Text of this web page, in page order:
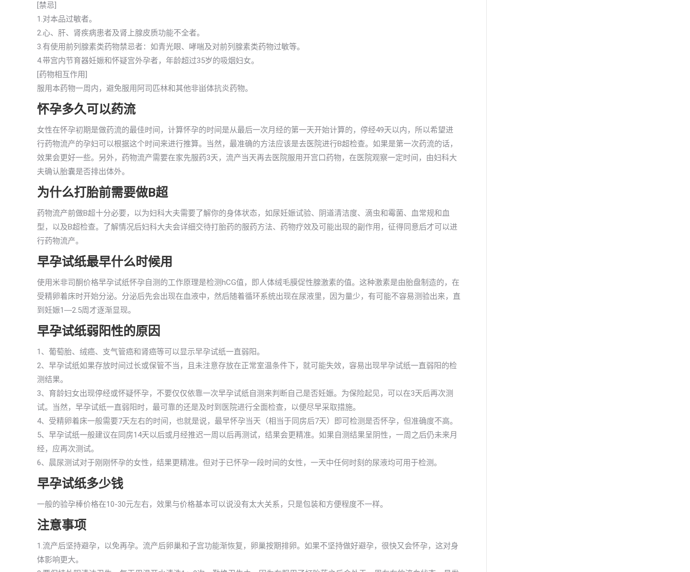
[禁忌]
1.对本品过敏者。
2.心、肝、肾疾病患者及肾上腺皮质功能不全者。
3.有使用前列腺素类药物禁忌者：如青光眼、哮喘及对前列腺素类药物过敏等。
4.带宫内节育器妊娠和怀疑宫外孕者，年龄超过35岁的吸烟妇女。
[药物相互作用]
服用本药物一周内，避免服用阿司匹林和其他非畄体抗炎药物。
怀孕多久可以药流
女性在怀孕初期是做药流的最佳时间，计算怀孕的时间是从最后一次月经的第一天开始计算的，停经49天以内，所以希望进
行药物流产的孕妇可以根据这个时间来进行推算。当然，最准确的方法应该是去医院进行B超检查。如果是第一次药流的话，
效果会更好一些。另外，药物流产需要在家先服药3天，流产当天再去医院服用开宫口药物，在医院观察一定时间，由妇科大
夫确认胎囊是否排出体外。
为什么打胎前需要做B超
药物流产前做B超十分必要，以为妇科大夫需要了解你的身体状态，如尿妊娠试验、阴道清洁度、滴虫和霉菌、血常规和血
型，以及B超检查。了解情况后妇科大夫会详细交待打胎药的服药方法、药物疗效及可能出现的副作用，征得同意后才可以进
行药物流产。
早孕试纸最早什么时候用
使用米非司酮价格早孕试纸怀孕自测的工作原理是检测hCG值，即人体绒毛膜促性腺激素的值。这种激素是由胎盘制造的，在
受精卵着床时开始分泌。分泌后先会出现在血液中，然后随着循环系统出现在尿液里，因为量少，有可能不容易测验出来，直
到妊娠1―2.5周才逐渐显现。
早孕试纸弱阳性的原因
1、葡萄胎、绒癌、支气管癌和肾癌等可以显示早孕试纸一直弱阳。
2、早孕试纸如果存放时间过长或保管不当，且未注意存放在正常室温条件下，就可能失效，容易出现早孕试纸一直弱阳的检
测结果。
3、育龄妇女出现停经或怀疑怀孕，不要仅仅依靠一次早孕试纸自测来判断自己是否妊娠。为保险起见，可以在3天后再次测
试。当然，早孕试纸一直弱阳时，最可靠的还是及时到医院进行全面检查，以便尽早采取措施。
4、受精卵着床一般需要7天左右的时间，也就是说，最早怀孕当天（相当于同房后7天）即可检测是否怀孕，但准确度不高。
5、早孕试纸一般建议在同房14天以后或月经推迟一周以后再测试，结果会更精准。如果自测结果呈阴性，一周之后仍未来月
经，应再次测试。
6、晨尿测试对于刚刚怀孕的女性，结果更精准。但对于已怀孕一段时间的女性，一天中任何时刻的尿液均可用于检测。
早孕试纸多少钱
一般的验孕棒价格在10-30元左右，效果与价格基本可以说没有太大关系，只是包装和方便程度不一样。
注意事项
1.流产后坚持避孕，以免再孕。流产后卵巢和子宫功能渐恢复，卵巢按期排卵。如果不坚持做好避孕，很快又会怀孕，这对身
体影响更大。